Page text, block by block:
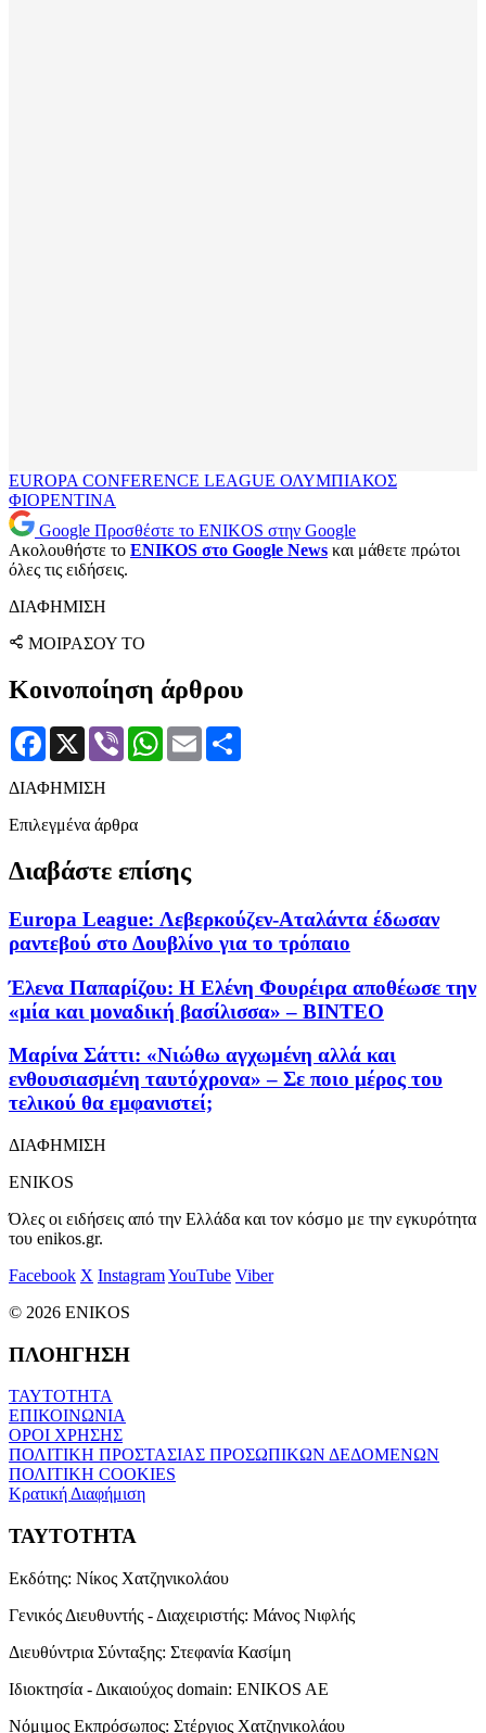
EUROPA CONFERENCE LEAGUE ΟΛΥΜΠΙΑΚΟΣ
ΦΙΟΡΕΝΤΙΝΑ
Google Προσθέστε το ENIKOS στην Google
Ακολουθήστε το ENIKOS στο Google News και μάθετε πρώτοι
όλες τις ειδήσεις.
ΔΙΑΦΗΜΙΣΗ
ΜΟΙΡΑΣΟΥ ΤΟ
Κοινοποίηση άρθρου
Facebook
X Viber WhatsApp
Email
ΔΙΑΦΗΜΙΣΗ
Επιλεγμένα άρθρα
Διαβάστε επίσης
Europa League: Λεβερκούζεν-Αταλάντα έδωσαν
ραντεβού στο Δουβλίνο για το τρόπαιο
Έλενα Παπαρίζου: Η Ελένη Φουρέιρα αποθέωσε την
«μία και μοναδική βασίλισσα» – ΒΙΝΤΕΟ
Μαρίνα Σάττι: «Νιώθω αγχωμένη αλλά και
ενθουσιασμένη ταυτόχρονα» – Σε ποιο μέρος του
τελικού θα εμφανιστεί;
ΔΙΑΦΗΜΙΣΗ
ENIKOS
Όλες οι ειδήσεις από την Ελλάδα και τον κόσμο με την εγκυρότητα
του enikos.gr.
Facebook X InstagramYouTube Viber
© 2026 ENIKOS
ΠΛΟΗΓΗΣΗ
ΤΑΥΤΟΤΗΤΑ
ΕΠΙΚΟΙΝΩΝΙΑ
ΟΡΟΙ ΧΡΗΣΗΣ
ΠΟΛΙΤΙΚΗ ΠΡΟΣΤΑΣΙΑΣ ΠΡΟΣΩΠΙΚΩΝ ΔΕΔΟΜΕΝΩΝ
ΠΟΛΙΤΙΚΗ COOKIES
Κρατική Διαφήμιση
ΤΑΥΤΟΤΗΤΑ
Εκδότης: Νίκος Χατζηνικολάου
Γενικός Διευθυντής - Διαχειριστής: Μάνος Νιφλής
Διευθύντρια Σύνταξης: Στεφανία Κασίμη
Ιδιοκτησία - Δικαιούχος domain: ENIKOS AE
Νόμιμος Εκπρόσωπος: Στέργιος Χατζηνικολάου